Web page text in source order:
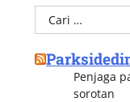
Cari
untuk:
Penjaga
sorotan